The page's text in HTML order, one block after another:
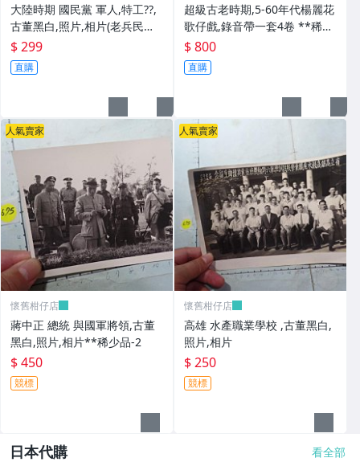
大陸時期 國民黨 軍人,特工??,
古董黑白,照片,相片(老兵民國3
8年從大陸帶來台灣的) **稀少
品6
$ 299
直購
超級古老時期,5-60年代楊麗花
歌仔戲,錄音帶一套4卷 **稀少
品
$ 800
直購
人氣賣家
懷舊柑仔店
蔣中正 總統 與國軍將領,古董
黑白,照片,相片**稀少品-2
$ 450
競標
人氣賣家
懷舊柑仔店
高雄 水產職業學校 ,古董黑白,
照片,相片
$ 250
競標
日本代購 看全部